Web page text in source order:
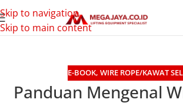
Skip to navigation
Skip to main content
E-BOOK, WIRE ROPE/KAWAT
Panduan Mengenal